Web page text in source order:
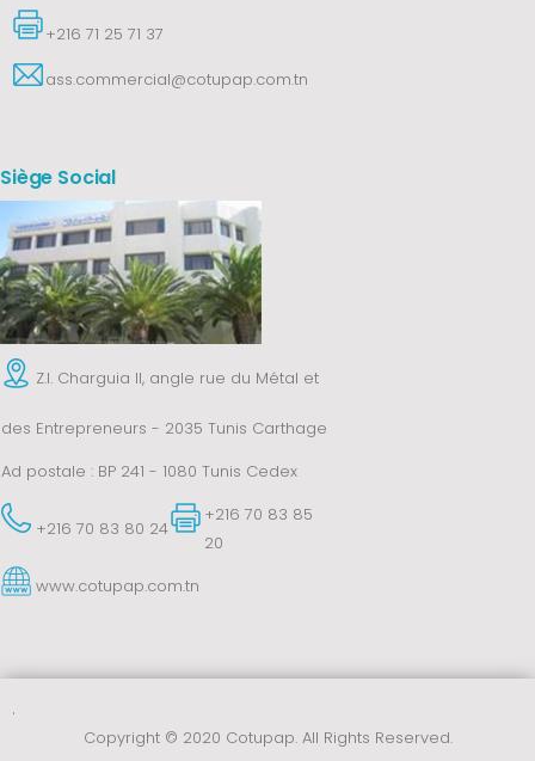
+216 71 25 71 37
ass.commercial@cotupap.com.tn
Siège Social
Z.I. Charguia II, angle rue du Métal et
des Entrepreneurs - 2035 Tunis Carthage
Ad postale : BP 241 - 1080 Tunis Cedex
+216 70 83 80 24
+216 70 83 85
20
www.cotupap.com.tn
Copyright © 2020 Cotupap. All Rights Reserved.
.